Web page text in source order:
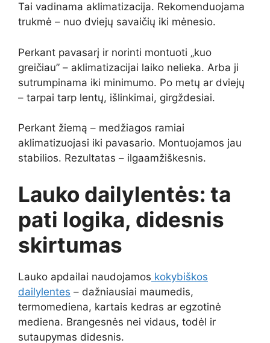
Tai vadinama aklimatizacija. Rekomenduojama
trukmė – nuo dviejų savaičių iki mėnesio.
Perkant pavasarį ir norinti montuoti „kuo
greičiau” – aklimatizacijai laiko nelieka. Arba ji
sutrumpinama iki minimumo. Po metų ar dviejų
– tarpai tarp lentų, išlinkimai, girgždesiai.
Perkant žiemą – medžiagos ramiai
aklimatizuojasi iki pavasario. Montuojamos jau
stabilios. Rezultatas – ilgaamžiškesnis.
Lauko dailylentės: ta
pati logika, didesnis
skirtumas
Lauko apdailai naudojamos kokybiškos
dailylentes – dažniausiai maumedis,
termomediena, kartais kedras ar egzotinė
mediena. Brangesnės nei vidaus, todėl ir
sutaupymas didesnis.